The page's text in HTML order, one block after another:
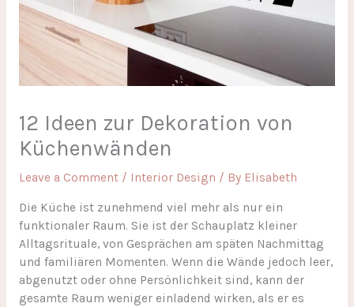
12 Ideen zur Dekoration von
Küchenwänden
Leave a Comment / Interior Design / By Elisabeth
Die Küche ist zunehmend viel mehr als nur ein
funktionaler Raum. Sie ist der Schauplatz kleiner
Alltagsrituale, von Gesprächen am späten Nachmittag
und familiären Momenten. Wenn die Wände jedoch leer,
abgenutzt oder ohne Persönlichkeit sind, kann der
gesamte Raum weniger einladend wirken, als er es